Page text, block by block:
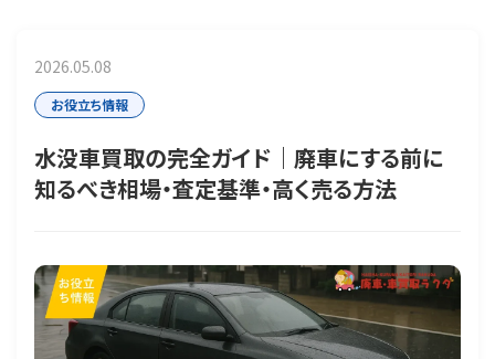
2026.05.08
お役立ち情報
水没車買取の完全ガイド｜廃車にする前に
知るべき相場・査定基準・高く売る方法